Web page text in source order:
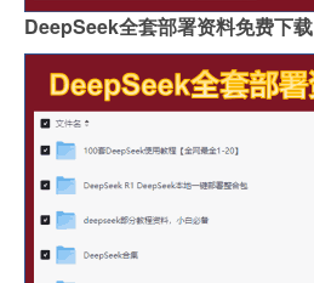
DeepSeek全套部署资料免费下载